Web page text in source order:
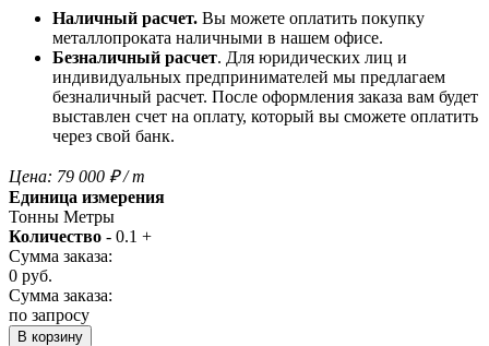
Наличный расчет. Вы можете оплатить покупку
металлопроката наличными в нашем офисе.
Безналичный расчет. Для юридических лиц и
индивидуальных предпринимателей мы предлагаем
безналичный расчет. После оформления заказа вам будет
выставлен счет на оплату, который вы сможете оплатить
через свой банк.
Цена: 79 000 ₽/ т
Единица измерения
Тонны Метры
Количество - 0.1 +
Сумма заказа:
0 руб.
Сумма заказа:
по запросу
В корзину